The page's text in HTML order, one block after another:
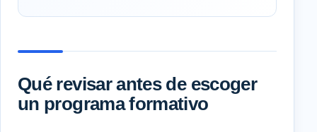
Qué revisar antes de escoger
un programa formativo